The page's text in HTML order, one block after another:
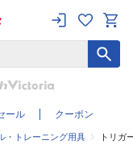
ール クーポン
・トレーニング用具 トリガ